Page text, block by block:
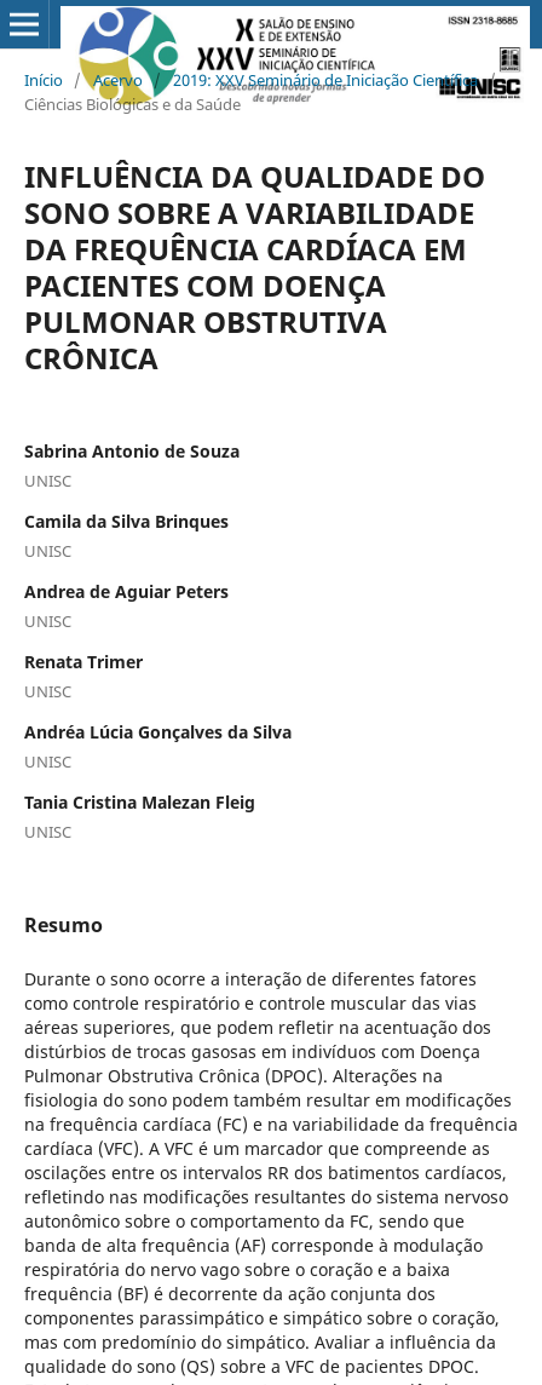
Início / Acervo / 2019: XXV Seminário de Iniciação Científica /
Ciências Biológicas e da Saúde
INFLUÊNCIA DA QUALIDADE DO
SONO SOBRE A VARIABILIDADE
DA FREQUÊNCIA CARDÍACA EM
PACIENTES COM DOENÇA
PULMONAR OBSTRUTIVA
CRÔNICA
Sabrina Antonio de Souza
UNISC
Camila da Silva Brinques
UNISC
Andrea de Aguiar Peters
UNISC
Renata Trimer
UNISC
Andréa Lúcia Gonçalves da Silva
UNISC
Tania Cristina Malezan Fleig
UNISC
Resumo
Durante o sono ocorre a interação de diferentes fatores
como controle respiratório e controle muscular das vias
aéreas superiores, que podem refletir na acentuação dos
distúrbios de trocas gasosas em indivíduos com Doença
Pulmonar Obstrutiva Crônica (DPOC). Alterações na
fisiologia do sono podem também resultar em modificações
na frequência cardíaca (FC) e na variabilidade da frequência
cardíaca (VFC). A VFC é um marcador que compreende as
oscilações entre os intervalos RR dos batimentos cardíacos,
refletindo nas modificações resultantes do sistema nervoso
autonômico sobre o comportamento da FC, sendo que
banda de alta frequência (AF) corresponde à modulação
respiratória do nervo vago sobre o coração e a baixa
frequência (BF) é decorrente da ação conjunta dos
componentes parassimpático e simpático sobre o coração,
mas com predomínio do simpático. Avaliar a influência da
qualidade do sono (QS) sobre a VFC de pacientes DPOC.